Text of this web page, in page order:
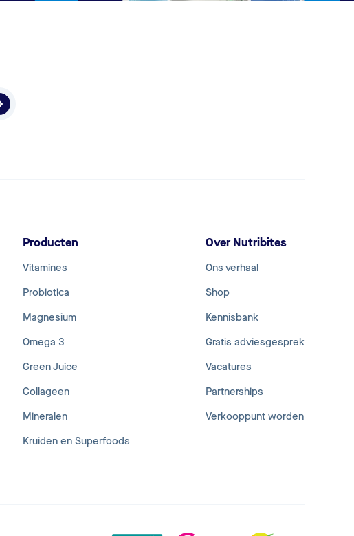
Producten
Vitamines
Probiotica
Magnesium
Omega 3
Green Juice
Collageen
Mineralen
Kruiden en Superfoods
Over Nutribites
Ons verhaal
Shop
Kennisbank
Gratis adviesgesprek
Vacatures
Partnerships
Verkooppunt worden